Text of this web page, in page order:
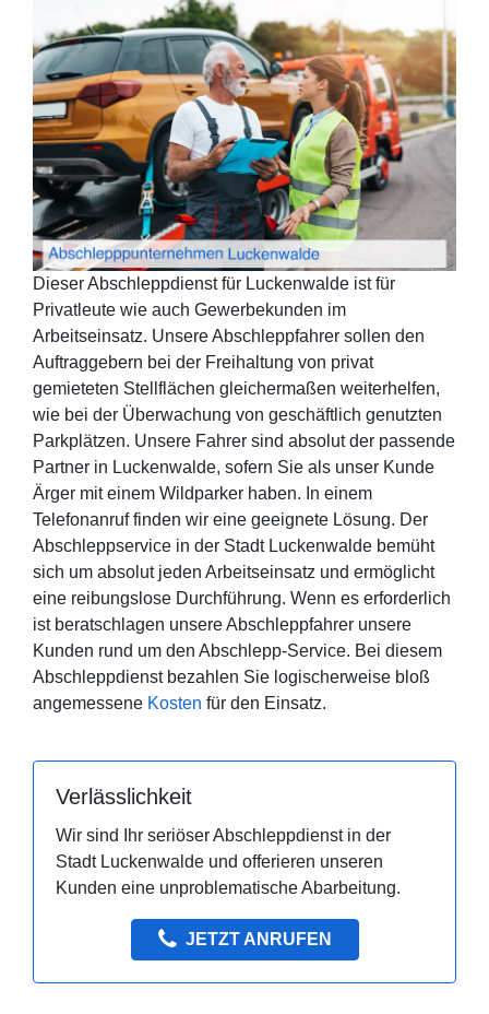
Dieser Abschleppdienst für Luckenwalde ist für
Privatleute wie auch Gewerbekunden im
Arbeitseinsatz. Unsere Abschleppfahrer sollen den
Auftraggebern bei der Freihaltung von privat
gemieteten Stellflächen gleichermaßen weiterhelfen,
wie bei der Überwachung von geschäftlich genutzten
Parkplätzen. Unsere Fahrer sind absolut der passende
Partner in Luckenwalde, sofern Sie als unser Kunde
Ärger mit einem Wildparker haben. In einem
Telefonanruf finden wir eine geeignete Lösung. Der
Abschleppservice in der Stadt Luckenwalde bemüht
sich um absolut jeden Arbeitseinsatz und ermöglicht
eine reibungslose Durchführung. Wenn es erforderlich
ist beratschlagen unsere Abschleppfahrer unsere
Kunden rund um den Abschlepp-Service. Bei diesem
Abschleppdienst bezahlen Sie logischerweise bloß
angemessene Kosten für den Einsatz.
Verlässlichkeit
Wir sind Ihr seriöser Abschleppdienst in der
Stadt Luckenwalde und offerieren unseren
Kunden eine unproblematische Abarbeitung.
JETZT ANRUFEN